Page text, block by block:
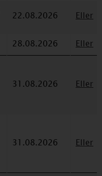
22.08.2026 Eller
28.08.2026
Eller
31.08.2026 Eller
31.08.2026 Eller